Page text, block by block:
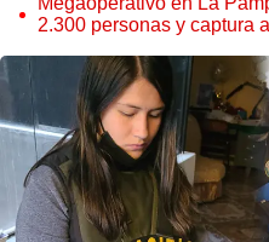
2.300 personas y captura